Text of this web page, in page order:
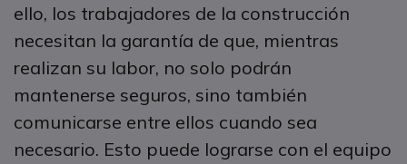
ello, los trabajadores de la construcción
necesitan la garantía de que, mientras
realizan su labor, no solo podrán
mantenerse seguros, sino también
comunicarse entre ellos cuando sea
necesario. Esto puede lograrse con el equipo